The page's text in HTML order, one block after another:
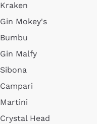
Kraken
Gin Mokey's
Bumbu
Gin Malfy
Sibona
Campari
Martini
Crystal Head